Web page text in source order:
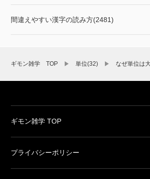
間違えやすい漢字の読み方(2481)
ギモン雑学 TOP 単位(32) なぜ単位は
ギモン雑学 TOP
プライバシーポリシー